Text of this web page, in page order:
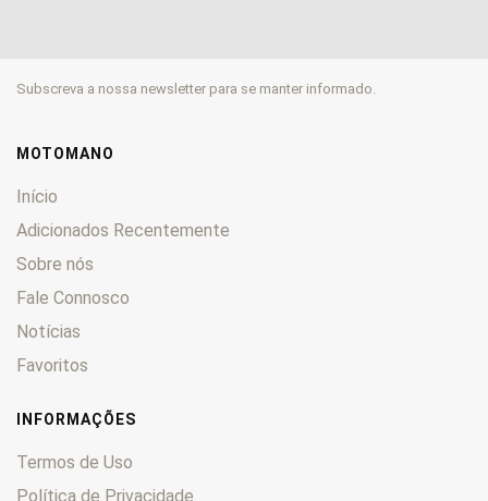
River 0
SST 0
Supercity
SX 0
SXT
T 0
Trial
V-Raptor
WMX 0
XTRA-Raptor
Subscreva a nossa newsletter para se manter informado.
MOTOMANO
Início
Adicionados Recentemente
Sobre nós
Fale Connosco
Notícias
Favoritos
INFORMAÇÕES
Termos de Uso
Política de Privacidade